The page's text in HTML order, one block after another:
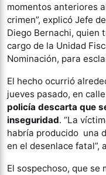
momentos anteriores
crimen”, explicó Jefe
Diego Bernachi, quien
cargo de la Unidad
Nominación, para
El hecho ocurrió
jueves pasado, en
policía descarta que
inseguridad. “La
habría producido una
en el desenlace fatal”,
El sospechoso, que se